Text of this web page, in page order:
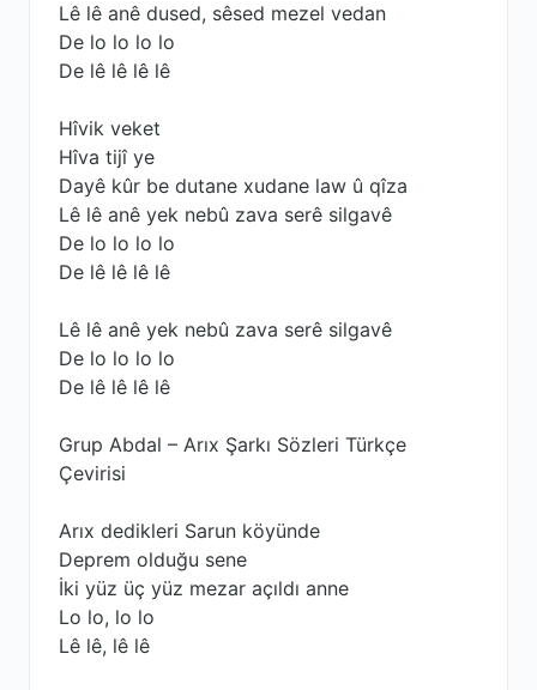
Lê lê anê dused, sêsed mezel vedan
De lo lo lo lo
De lê lê lê lê
Hîvik veket
Hîva tijî ye
Dayê kûr be dutane xudane law û qîza
Lê lê anê yek nebû zava serê silgavê
De lo lo lo lo
De lê lê lê lê
Lê lê anê yek nebû zava serê silgavê
De lo lo lo lo
De lê lê lê lê
Grup Abdal – Arıx Şarkı Sözleri Türkçe
Çevirisi
Arıx dedikleri Sarun köyünde
Deprem olduğu sene
İki yüz üç yüz mezar açıldı anne
Lo lo, lo lo
Lê lê, lê lê